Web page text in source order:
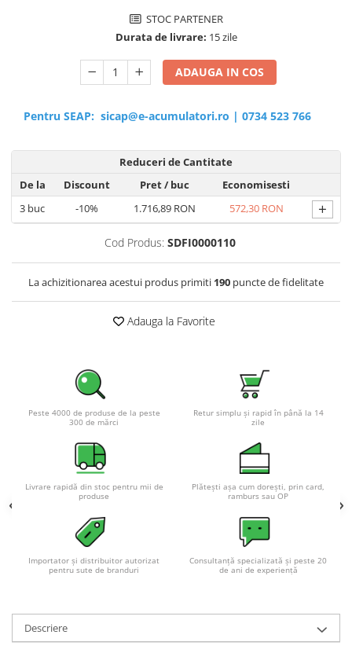
STOC PARTENER
Durata de livrare: 15 zile
ADAUGA IN COS
Pentru SEAP: sicap@e-acumulatori.ro | 0734 523 766
Reduceri de Cantitate
De la
Discount Pret/ buc
Economisesti
3 buc -10% 1.716,89 RON 572,30 RON +
Cod Produs: SDFI0000110
La achizitionarea acestui produs primiti 190 puncte de fidelitate
Adauga la Favorite
Peste 4000 de produse de la peste
300 de mărci
Retur simplu și rapid în până la 14
zile
Livrare rapidă din stoc pentru mii de
produse
Plătești așa cum dorești, prin card,
ramburs sau OP
Importator și distribuitor autorizat
pentru sute de branduri
Consultanță specializată și peste 20
de ani de experiență
Descriere